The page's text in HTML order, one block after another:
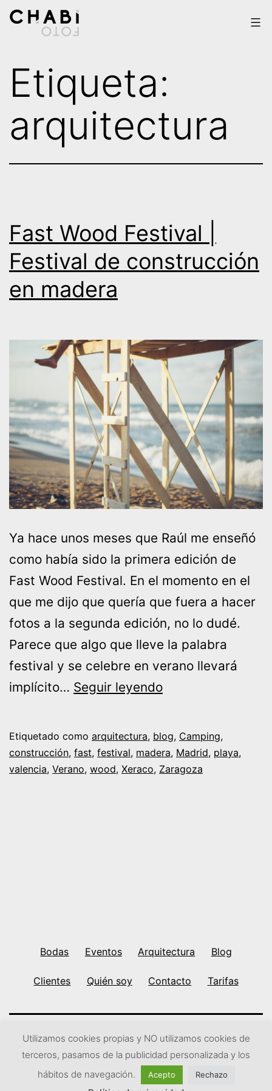
Saltar
Foto
Etiqueta:
arquitectura
Fast Wood Festival |
Festival de construcción
en madera
Ya hace unos meses que Raúl me enseñó
como había sido la primera edición de
Fast Wood Festival. En el momento en el
que me dijo que quería que fuera a hacer
fotos a la segunda edición, no lo dudé.
Parece que algo que lleve la palabra
festival y se celebre en verano llevará
implícito… Seguir leyendoFast
Festival
|
Festival
Etiquetado como arquitectura, blog, Camping,
construcción, fast, festival, madera, Madrid, playa,
valencia, Verano, wood, Xeraco, Zaragoza
Bodas Eventos Arquitectura Blog
Clientes Quién soy Contacto Tarifas
Ir arriba↑ Subir↑
Utilizamos cookies propias y NO utilizamos cookies de
terceros, pasamos de la publicidad personalizada y los
hábitos de navegación.
Acepto Rechazo